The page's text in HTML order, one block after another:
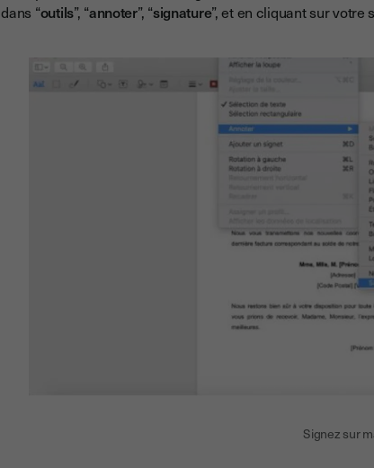
dans “outils”, “annoter”, “signature”, et en cliquant sur votre
Signez sur